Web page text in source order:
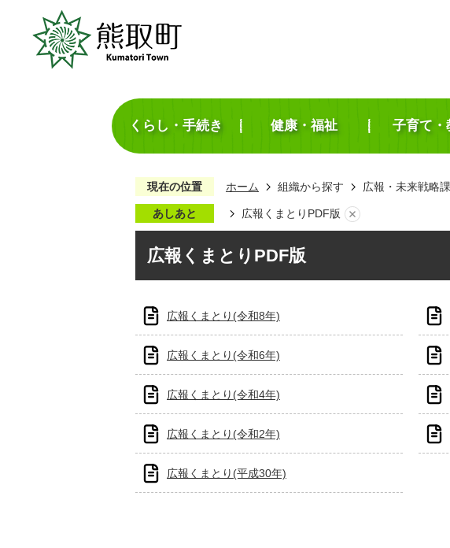
くらし・手続き 健康・福祉 子育て・
現在の位置 ホーム 組織から探す 広報・未来戦略課
あしあと 広報くまとりPDF版
広報くまとりPDF版
広報くまとり(令和8年)
広報くまとり(令和6年)
広報くまとり(令和4年)
広報くまとり(令和2年)
広報くまとり(平成30年)